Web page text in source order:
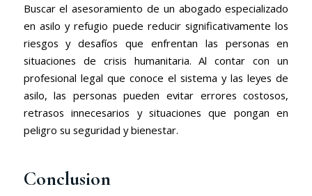
Buscar el asesoramiento de un abogado especializado
en asilo y refugio puede reducir significativamente los
riesgos y desafíos que enfrentan las personas en
situaciones de crisis humanitaria. Al contar con un
profesional legal que conoce el sistema y las leyes de
asilo, las personas pueden evitar errores costosos,
retrasos innecesarios y situaciones que pongan en
peligro su seguridad y bienestar.
Conclusion